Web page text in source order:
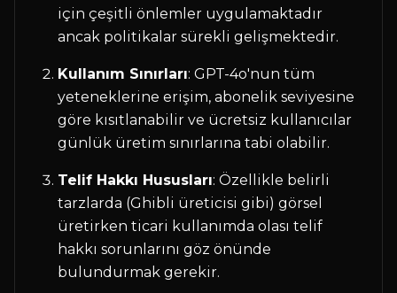
için çeşitli önlemler uygulamaktadır
ancak politikalar sürekli gelişmektedir.
Kullanım Sınırları: GPT-4o'nun tüm
yeteneklerine erişim, abonelik seviyesine
göre kısıtlanabilir ve ücretsiz kullanıcılar
günlük üretim sınırlarına tabi olabilir.
Telif Hakkı Hususları: Özellikle belirli
tarzlarda (Ghibli üreticisi gibi) görsel
üretirken ticari kullanımda olası telif
hakkı sorunlarını göz önünde
bulundurmak gerekir.